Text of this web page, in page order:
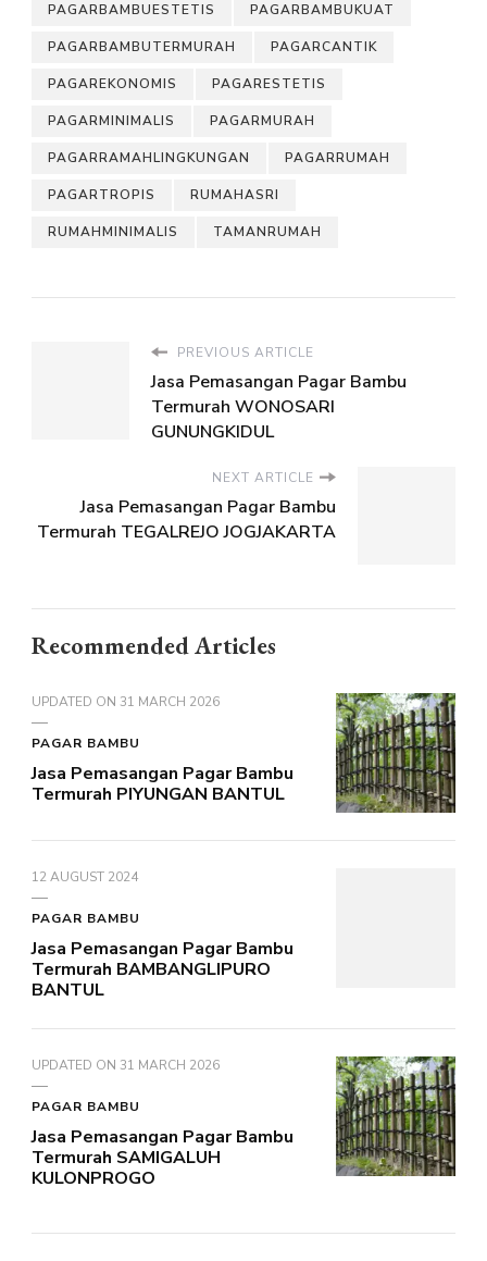
PAGARBAMBUESTETIS PAGARBAMBUKUAT
PAGARBAMBUTERMURAH PAGARCANTIK
PAGAREKONOMIS PAGARESTETIS
PAGARMINIMALIS PAGARMURAH
PAGARRAMAHLINGKUNGAN PAGARRUMAH
PAGARTROPIS RUMAHASRI
RUMAHMINIMALIS TAMANRUMAH
PREVIOUS ARTICLE
Jasa Pemasangan Pagar Bambu
Termurah WONOSARI
GUNUNGKIDUL
NEXT ARTICLE
Jasa Pemasangan Pagar Bambu
Termurah TEGALREJO JOGJAKARTA
Recommended Articles
UPDATED ON 31 MARCH 2026
PAGAR BAMBU
Jasa Pemasangan Pagar Bambu
Termurah PIYUNGAN BANTUL
12 AUGUST 2024
PAGAR BAMBU
Jasa Pemasangan Pagar Bambu
Termurah BAMBANGLIPURO
BANTUL
UPDATED ON 31 MARCH 2026
PAGAR BAMBU
Jasa Pemasangan Pagar Bambu
Termurah SAMIGALUH
KULONPROGO